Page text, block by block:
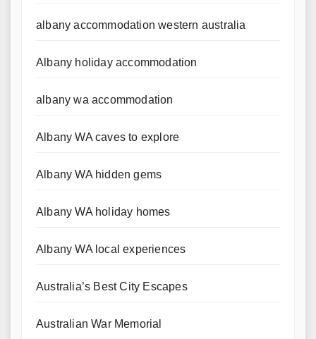
albany accommodation western australia
Albany holiday accommodation
albany wa accommodation
Albany WA caves to explore
Albany WA hidden gems
Albany WA holiday homes
Albany WA local experiences
Australia’s Best City Escapes
Australian War Memorial